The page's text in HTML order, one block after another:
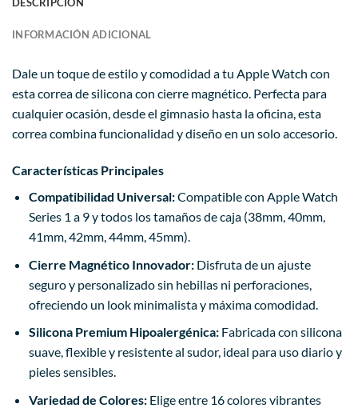
DESCRIPCIÓN
INFORMACIÓN ADICIONAL
Dale un toque de estilo y comodidad a tu Apple Watch con
esta correa de silicona con cierre magnético. Perfecta para
cualquier ocasión, desde el gimnasio hasta la oficina, esta
correa combina funcionalidad y diseño en un solo accesorio.
Características Principales
Compatibilidad Universal:Compatible con Apple Watch
Series 1 a 9 y todos los tamaños de caja (38mm, 40mm,
41mm, 42mm, 44mm, 45mm).
Cierre Magnético Innovador:Disfruta de un ajuste
seguro y personalizado sin hebillas ni perforaciones,
ofreciendo un look minimalista y máxima comodidad.
Silicona Premium Hipoalergénica:Fabricada con silicona
suave, flexible y resistente al sudor, ideal para uso diario y
pieles sensibles.
Variedad de Colores:Elige entre 16 colores vibrantes